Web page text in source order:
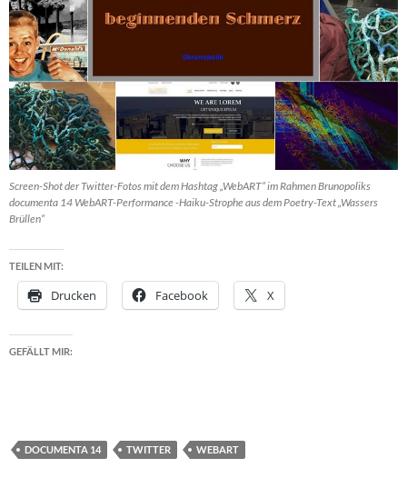
Screen-Shot der Twitter-Fotos mit dem Hashtag „WebART“ im Rahmen Brunopoliks
documenta 14 WebART-Performance -Haiku-Strophe aus dem Poetry-Text „Wassers
Brüllen“
TEILEN MIT:
Drucken Facebook X
GEFÄLLT MIR:
DOCUMENTA 14 TWITTER WEBART